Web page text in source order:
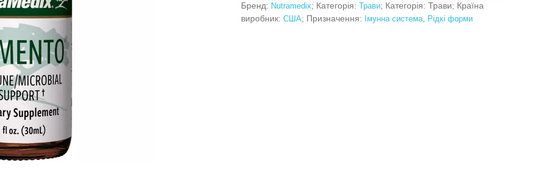
Бренд: Nutramedix; Категорія: Трави; Категорія: Трави; Країна
виробник: США; Призначення: Імунна система Рідкі форми